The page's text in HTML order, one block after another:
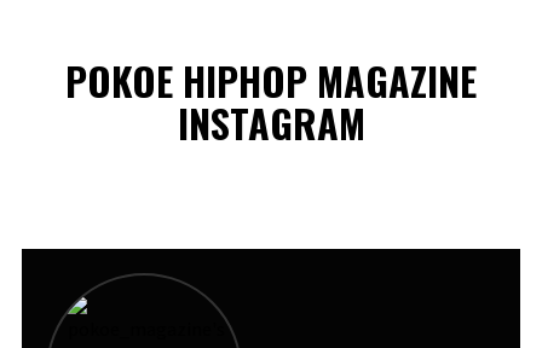
POKOE HIPHOP MAGAZINE
INSTAGRAM